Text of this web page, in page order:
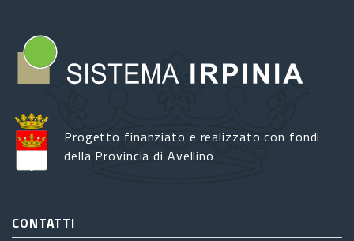
Progetto finanziato e realizzato con fondi
della Provincia di Avellino
CONTATTI